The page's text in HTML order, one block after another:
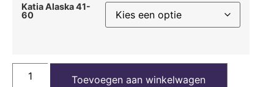
Katia Alaska 41-
60
Toevoegen aan winkelwagen